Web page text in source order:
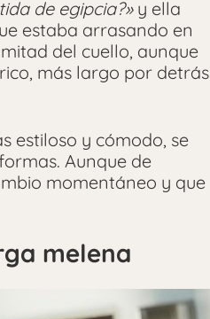
de egipcia?»y ella
estaba arrasando en
del cuello, aunque
más largo por detrás
estiloso y cómodo, se
Aunque de
momentáneo y que
melena